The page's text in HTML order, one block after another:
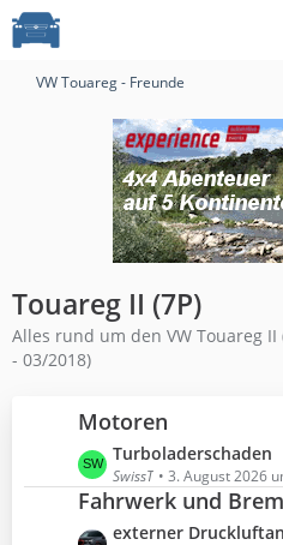
VW Touareg - Freunde
Touareg II (7P)
Alles rund um den VW Touareg
- 03/2018)
Motoren
L
e
t
z
Turboladerschaden
SwissT 3. August 2026
Fahrwerk und
L
externer